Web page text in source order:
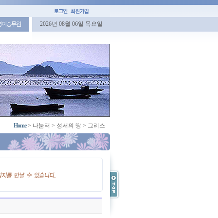
예승무원 2026년 08월 06일 목요일
Home> 나눔터 > 성서의 땅 > 그리스